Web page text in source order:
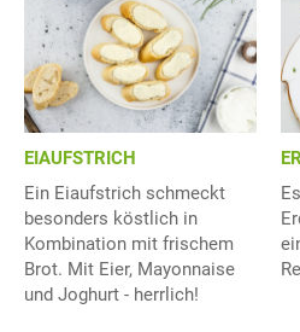
EIAUFSTRICH
Ein Eiaufstrich schmeckt
besonders köstlich in
Kombination mit frischem
Brot. Mit Eier, Mayonnaise
und Joghurt - herrlich!